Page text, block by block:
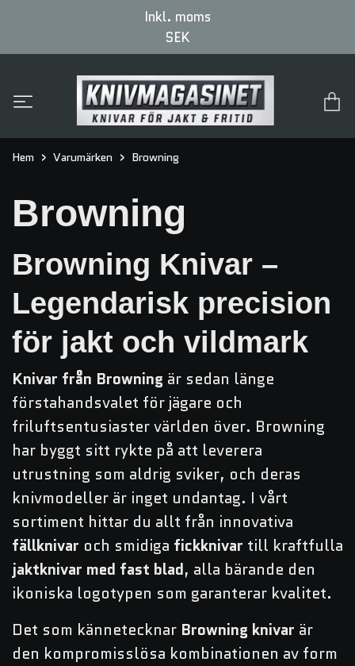
Inkl. moms
SEK
Hem Varumärken Browning
Browning
Browning Knivar –
Legendarisk precision
för jakt och vildmark
Knivar från Browning är sedan länge
förstahandsvalet för jägare och
friluftsentusiaster världen över. Browning
har byggt sitt rykte på att leverera
utrustning som aldrig sviker, och deras
knivmodeller är inget undantag. I vårt
sortiment hittar du allt från innovativa
fällknivar och smidiga fickknivar till kraftfulla
jaktknivar med fast blad, alla bärande den
ikoniska logotypen som garanterar kvalitet.
Det som kännetecknar Browning knivar är
den kompromisslösa kombinationen av form